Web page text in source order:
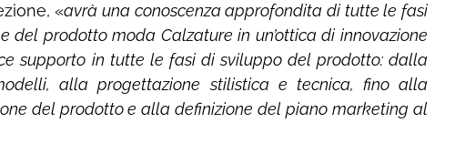
«avrà una conoscenza approfondita di tutte le fasi
prodotto moda Calzature in un’ottica di innovazione
supporto in tutte le fasi di sviluppo del prodotto: dalla
alla progettazione stilistica e tecnica, fino alla
del prodotto e alla definizione del piano marketing al